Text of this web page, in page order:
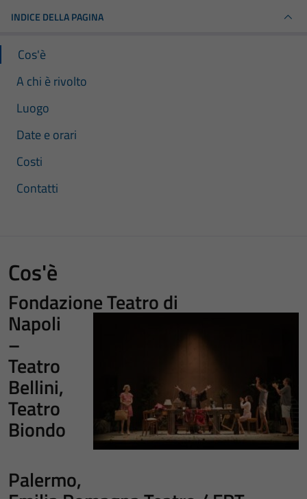
INDICE DELLA PAGINA
Cos'è
A chi è rivolto
Luogo
Date e orari
Costi
Contatti
Cos'è
Fondazione Teatro di
Napoli
–
Teatro
Bellini,
Teatro
Biondo
Palermo,